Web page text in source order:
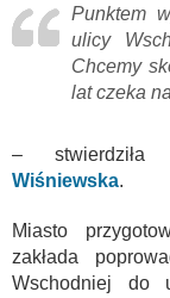
Punktem
ulicy
Chcemy
lat czeka
– stwierdziła
Wiśniewska.
Miasto
zakłada
Wschodniej do